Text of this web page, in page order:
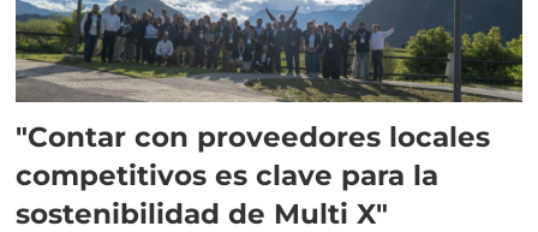
"Contar con proveedores locales
competitivos es clave para la
sostenibilidad de Multi X"